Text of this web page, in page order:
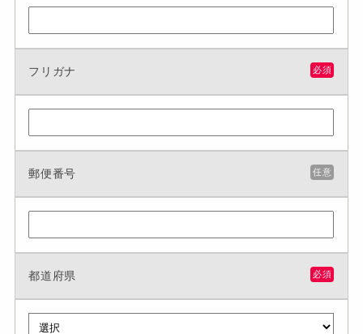
フリガナ 必須
郵便番号 任意
都道府県 必須